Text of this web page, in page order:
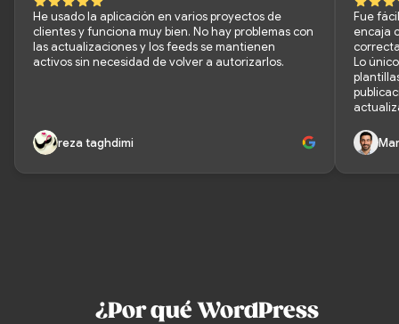
He usado la aplicación en varios proyectos de
clientes y funciona muy bien. No hay problemas con
las actualizaciones y los feeds se mantienen
activos sin necesidad de volver a autorizarlos.
reza taghdimi
Fue
encaja
Lo
¿Por qué WordPress